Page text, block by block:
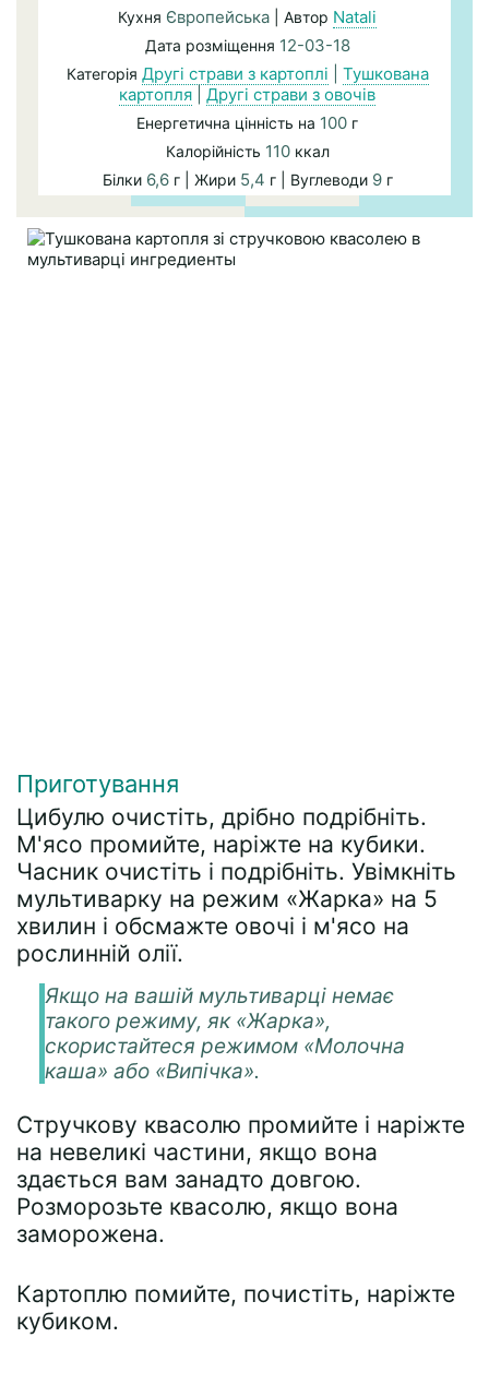
Кухня Європейська | Автор Natali
Дата розміщення 12-03-18
Категорія Другі страви з картоплі
Тушкована
картопля
Другі страви з овочів
Енергетична цінність на 100 г
Калорійність 110ккал
Білки 6,6г | Жири 5,4 г | Вуглеводи 9г
Приготування
Цибулю очистіть, дрібно подрібніть.
М'ясо промийте, наріжте на кубики.
Часник очистіть і подрібніть. Увімкніть
мультиварку на режим «Жарка» на 5
хвилин і обсмажте овочі і м'ясо на
рослинній олії.
Якщо на вашій мультиварці немає
такого режиму, як «Жарка»,
скористайтеся режимом «Молочна
каша» або «Випічка».
Стручкову квасолю промийте і наріжте
на невеликі частини, якщо вона
здається вам занадто довгою.
Розморозьте квасолю, якщо вона
заморожена.
Картоплю помийте, почистіть, наріжте
кубиком.